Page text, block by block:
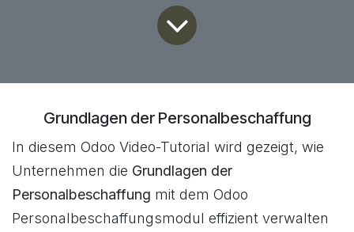
Grundlagen der Personalbeschaffung
In diesem Odoo Video-Tutorial wird gezeigt, wie
Unternehmen die Grundlagen der
Personalbeschaffung mit dem Odoo
Personalbeschaffungsmodul effizient verwalten